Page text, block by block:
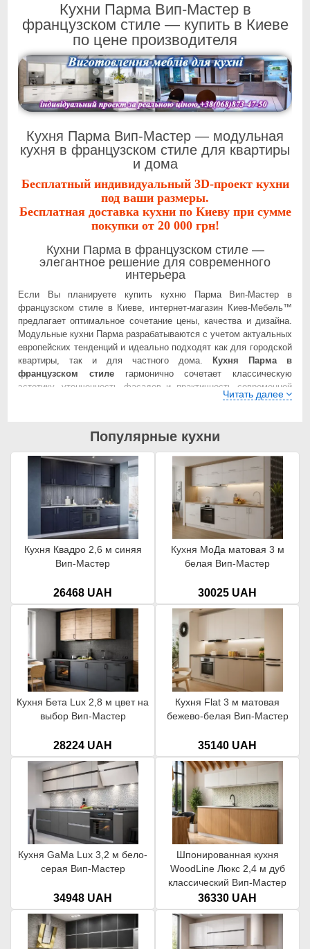
Кухни Парма Вип-Мастер в
французском стиле — купить в Киеве
по цене производителя
Кухня Парма Вип-Мастер — модульная
кухня в французском стиле для квартиры
и дома
Бесплатный индивидуальный 3D-проект кухни
под ваши размеры.
Бесплатная доставка кухни по Киеву при сумме
покупки от 20 000 грн!
Кухни Парма в французском стиле —
элегантное решение для современного
интерьера
Если Вы планируете купить кухню Парма Вип-Мастер в
французском стиле в Киеве, интернет-магазин Киев-Мебель™
предлагает оптимальное сочетание цены, качества и дизайна.
Модульные кухни Парма разрабатываются с учетом актуальных
европейских тенденций и идеально подходят как для городской
квартиры, так и для частного дома.
Кухня Парма в
французском стилегармонично сочетает классическую
эстетику, утонченность фасадов и практичность современной
под размеры помещения, что позволяет максимально
эффективно использовать пространство. Благодаря модульной
конструкции возможно создать прямую или угловую кухню
Парма, адаптированную под Ваши потребности, планировку и
бюджет. Такой подход делает покупку кухни Парма Вип-Мастер
выгодной и рациональной инвестицией в комфорт на долгие
цене производителя
Модульная кухня Парма Вип-Мастер в французском стиле
производится в заводских условиях с точным соблюдением
стандартов качества. Это дает возможность купить кухню
Парма по цене производителя без переплат. В ассортименте
представлены популярные варианты комплектации Стандарт и
Люкс, что позволяет подобрать оптимальное решение как для
компактных, так и для просторных кухонь.
Каждый кухонный гарнитур Парма доступен в различных
цветовых решениях, что позволяет подчеркнуть
индивидуальный характер интерьера. Фасады выглядят
благородно и изысканно, а фурнитура обеспечивает
комфортное ежедневное использование.Модульная кухня
Парма Вип-Мастер— это функциональность, эстетика и
Читать далее
Популярные кухни
Кухня Квадро 2,6 м синяя
Вип-Мастер
26468 UAH
Кухня МоДа матовая 3 м
белая Вип-Мастер
30025 UAH
Кухня Бета Lux 2,8 м цвет на
выбор Вип-Мастер
28224 UAH
Кухня Flat 3 м матовая
бежево-белая Вип-Мастер
35140 UAH
Кухня GaMa Lux 3,2 м бело-
серая Вип-Мастер
34948 UAH
Шпонированная кухня
WoodLine Люкс 2,4 м дуб
классический Вип-Мастер
36330 UAH